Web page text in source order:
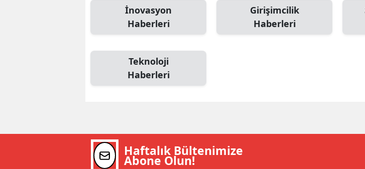
Denizli
Diyarbakır
İnovasyon
Haberleri
Girişimcilik
Haberleri
Teknoloji
Haberleri
Haftalık Bültenimize
Abone Olun!